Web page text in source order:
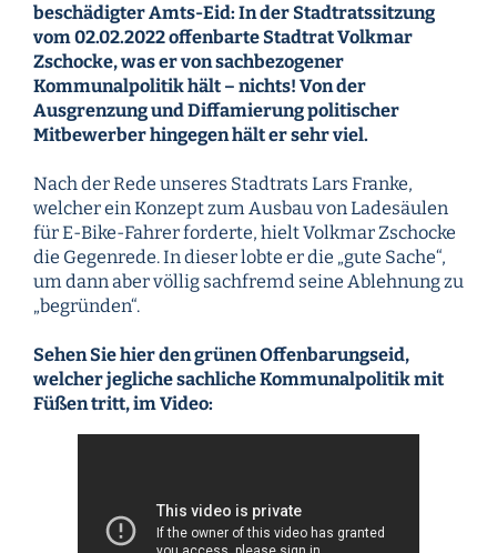
beschädigter Amts-Eid: In der Stadtratssitzung
vom 02.02.2022 offenbarte Stadtrat Volkmar
Zschocke, was er von sachbezogener
Kommunalpolitik hält – nichts! Von der
Ausgrenzung und Diffamierung politischer
Mitbewerber hingegen hält er sehr viel.
Nach der Rede unseres Stadtrats Lars Franke,
welcher ein Konzept zum Ausbau von Ladesäulen
für E-Bike-Fahrer forderte, hielt Volkmar Zschocke
die Gegenrede. In dieser lobte er die „gute Sache“,
um dann aber völlig sachfremd seine Ablehnung zu
„begründen“.
Sehen Sie hier den grünen Offenbarungseid,
welcher jegliche sachliche Kommunalpolitik mit
Füßen tritt, im Video: